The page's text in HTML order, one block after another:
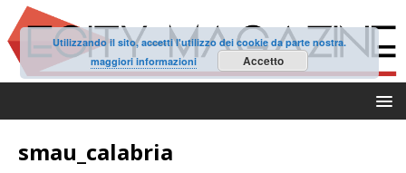
smau_calabria
Utilizzando il sito, accetti l'utilizzo dei cookie da parte nostra.
maggiori informazioni
Accetto